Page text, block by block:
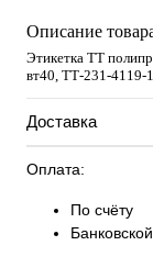
Описание
Этикетка ТТ
вт40, TТ-231-4119-
Доставка
Оплата:
По счёту